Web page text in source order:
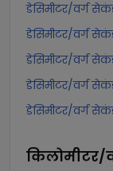
डेसिमीटर/वर्ग
डेसिमीटर/वर्ग
डेसिमीटर/वर्ग
डेसिमीटर/वर्ग
डेसिमीटर/वर्ग
किलोमीटर/